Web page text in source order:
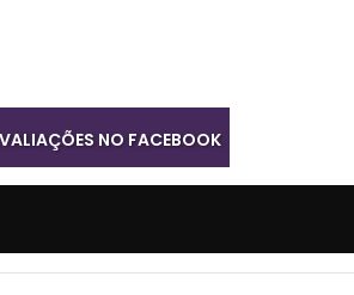
NO FACEBOOK